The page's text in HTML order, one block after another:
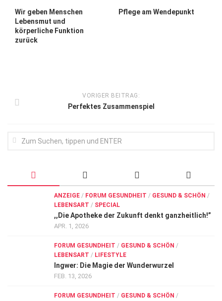
Forum Gesundheit
Allgemein
Hören
Wir geben Menschen
Lebens­mut und
körperliche Funktion
zurück
Pflege am Wendepunkt
VORIGER BEITRAG:
Perfektes Zusammenspiel
ANZEIGE / FORUM GESUNDHEIT / GESUND & SCHÖN /
LEBENSART / SPECIAL
,,Die Apotheke der Zukunft denkt ganzheitlich!”
APR. 1, 2026
FORUM GESUNDHEIT / GESUND & SCHÖN /
LEBENSART / LIFESTYLE
Ingwer: Die Magie der Wunderwurzel
FEB. 13, 2026
FORUM GESUNDHEIT / GESUND & SCHÖN /